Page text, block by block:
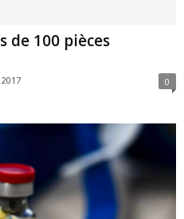
de 100 pièces
0